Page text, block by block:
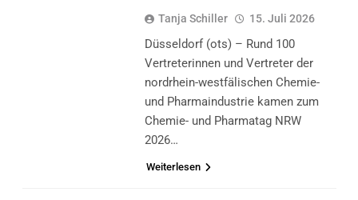
Tanja Schiller 15. Juli 2026
Düsseldorf (ots) – Rund 100
Vertreterinnen und Vertreter der
nordrhein-westfälischen Chemie-
und Pharmaindustrie kamen zum
Chemie- und Pharmatag NRW
2026…
Weiterlesen